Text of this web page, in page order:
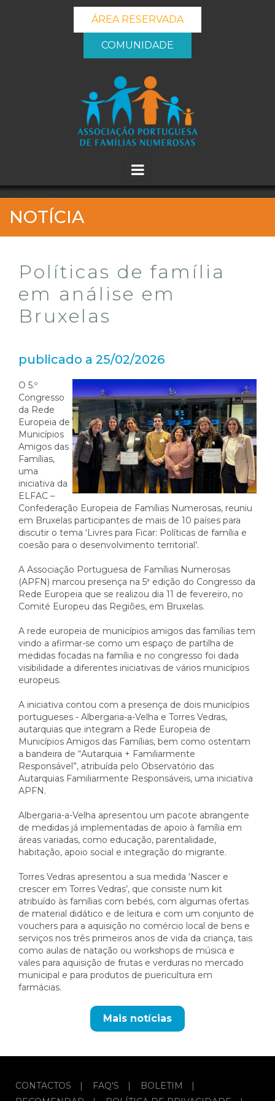
ÁREA RESERVADA
COMUNIDADE
_banner_me_
NOTÍCIA
Políticas de família
em análise em
Bruxelas
publicado a 25/02/2026
O 5.º
Congresso
da Rede
Europeia de
Municípios
Amigos das
Famílias,
uma
iniciativa da
ELFAC –
Confederação Europeia de Famílias Numerosas, reuniu
em Bruxelas participantes de mais de 10 países para
discutir o tema ‘Livres para Ficar: Políticas de família e
coesão para o desenvolvimento territorial’.
A Associação Portuguesa de Famílias Numerosas
(APFN) marcou presença na 5ª edição do Congresso da
Rede Europeia que se realizou dia 11 de fevereiro, no
Comité Europeu das Regiões, em Bruxelas.
A rede europeia de municípios amigos das famílias tem
vindo a afirmar-se como um espaço de partilha de
medidas focadas na família e no congresso foi dada
visibilidade a diferentes iniciativas de vários municípios
europeus.
A iniciativa contou com a presença de dois municípios
portugueses - Albergaria-a-Velha e Torres Vedras,
autarquias que integram a Rede Europeia de
Municípios Amigos das Famílias, bem como ostentam
a bandeira de “Autarquia + Familiarmente
Responsável”, atribuída pelo Observatório das
Autarquias Familiarmente Responsáveis, uma iniciativa
APFN.
Albergaria-a-Velha apresentou um pacote abrangente
de medidas já implementadas de apoio à família em
áreas variadas, como educação, parentalidade,
habitação, apoio social e integração do migrante.
Torres Vedras apresentou a sua medida ‘Nascer e
crescer em Torres Vedras’, que consiste num kit
atribuído às famílias com bebés, com algumas ofertas
de material didático e de leitura e com um conjunto de
vouchers para a aquisição no comércio local de bens e
serviços nos três primeiros anos de vida da criança, tais
como aulas de natação ou workshops de música e
vales para aquisição de frutas e verduras no mercado
municipal e para produtos de puericultura em
farmácias.
CONTACTOS | FAQ'S | BOLETIM
|